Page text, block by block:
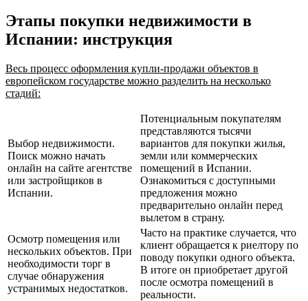
Этапы покупки недвижимости в
Испании: инструкция
Весь процесс оформления купли-продажи объектов в
европейском государстве можно разделить на несколько
стадий:
Выбор недвижимости.
Поиск можно начать
онлайн на сайте агентстве
или застройщиков в
Испании.
Потенциальным покупателям
представляются тысячи
вариантов для покупки жилья,
земли или коммерческих
помещений в Испании.
Ознакомиться с доступными
предложения можно
предварительно онлайн перед
вылетом в страну.
Осмотр помещения или
нескольких объектов. При
необходимости торг в
случае обнаружения
устранимых недостатков.
Часто на практике случается, что
клиент обращается к риелтору по
поводу покупки одного объекта.
В итоге он приобретает другой
после осмотра помещений в
реальности.